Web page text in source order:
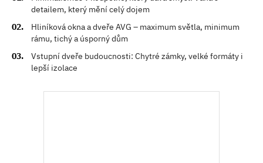
detailem, který mění celý dojem
Hliníková okna a dveře AVG – maximum světla, minimum
rámu, tichý a úsporný dům
Vstupní dveře budoucnosti: Chytré zámky, velké formáty i
lepší izolace